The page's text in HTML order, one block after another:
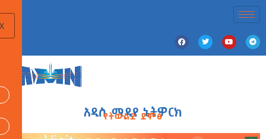
አዲስ ሚዲያ ኔትዎርክ
የትውልድ ድምፅ